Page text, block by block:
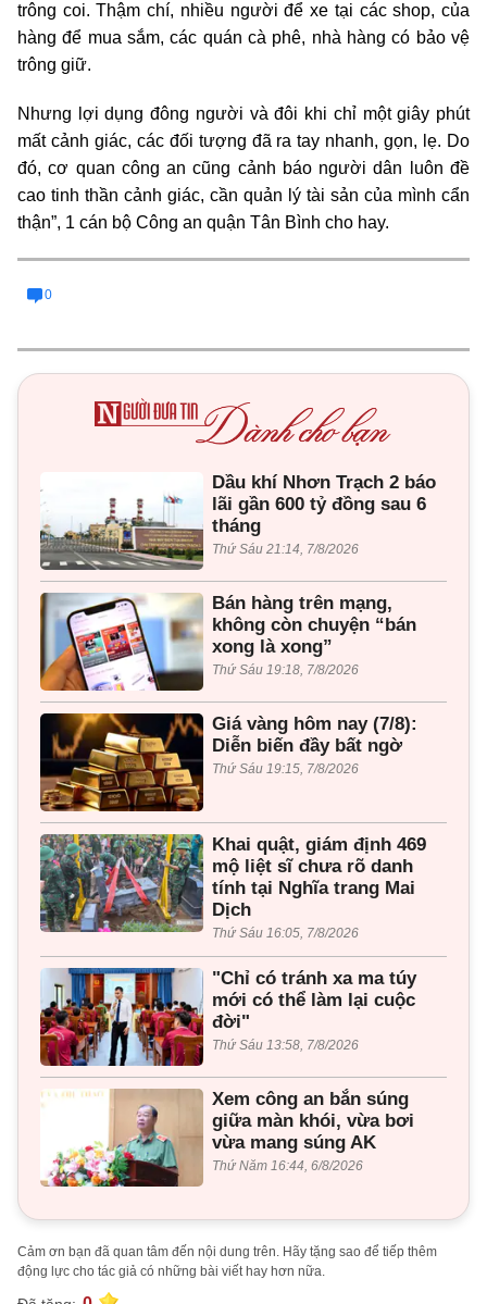
trông coi. Thậm chí, nhiều người để xe tại các shop, của
hàng để mua sắm, các quán cà phê, nhà hàng có bảo vệ
trông giữ.
Nhưng lợi dụng đông người và đôi khi chỉ một giây phút
mất cảnh giác, các đối tượng đã ra tay nhanh, gọn, lẹ. Do
đó, cơ quan công an cũng cảnh báo người dân luôn đề
cao tinh thần cảnh giác, cần quản lý tài sản của mình cẩn
thận”, 1 cán bộ Công an quận Tân Bình cho hay.
0
Dầu khí Nhơn Trạch 2 báo
lãi gần 600 tỷ đồng sau 6
tháng
Thứ Sáu 21:14, 7/8/2026
Bán hàng trên mạng,
không còn chuyện “bán
xong là xong”
Thứ Sáu 19:18, 7/8/2026
Giá vàng hôm nay (7/8):
Diễn biến đầy bất ngờ
Thứ Sáu 19:15, 7/8/2026
Khai quật, giám định 469
mộ liệt sĩ chưa rõ danh
tính tại Nghĩa trang Mai
Dịch
Thứ Sáu 16:05, 7/8/2026
"Chỉ có tránh xa ma túy
mới có thể làm lại cuộc
đời"
Thứ Sáu 13:58, 7/8/2026
Xem công an bắn súng
giữa màn khói, vừa bơi
vừa mang súng AK
Thứ Năm 16:44, 6/8/2026
Cảm ơn bạn đã quan tâm đến nội dung trên. Hãy tặng sao để tiếp thêm
động lực cho tác giả có những bài viết hay hơn nữa.